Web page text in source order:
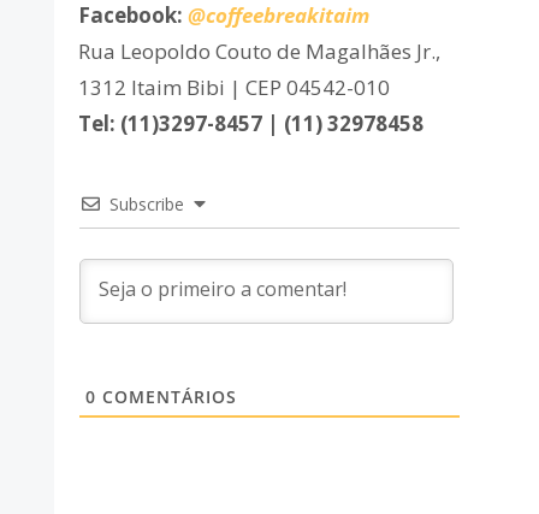
Facebook: @coffeebreakitaim
Rua Leopoldo Couto de Magalhães Jr.,
1312 Itaim Bibi | CEP 04542-010
Tel: (11)3297-8457 | (11) 32978458
Subscribe
0 COMENTÁRIOS